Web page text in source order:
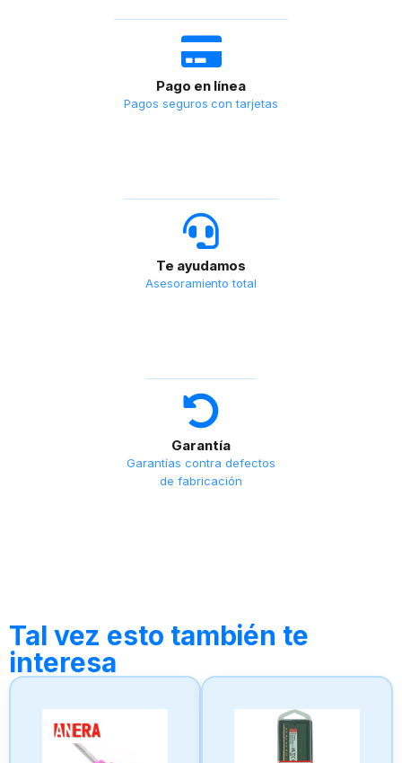
Pago en línea
Pagos seguros con tarjetas
Te ayudamos
Asesoramiento total
Garantía
Garantías contra defectos
de fabricación
Tal vez esto también te
interesa